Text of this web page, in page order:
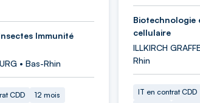
Immunité
• Bas-Rhin
CDD
12 mois
Biotechnologie
cellulaire
ILLKIRCH
Rhin
IT en contrat CDD